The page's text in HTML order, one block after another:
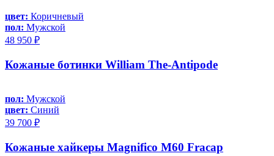
цвет: Коричневый
пол: Мужской
48 950 ₽
Кожаные ботинки William The-Antipode
пол: Мужской
цвет: Синий
39 700 ₽
Кожаные хайкеры Magnifico M60 Fracap